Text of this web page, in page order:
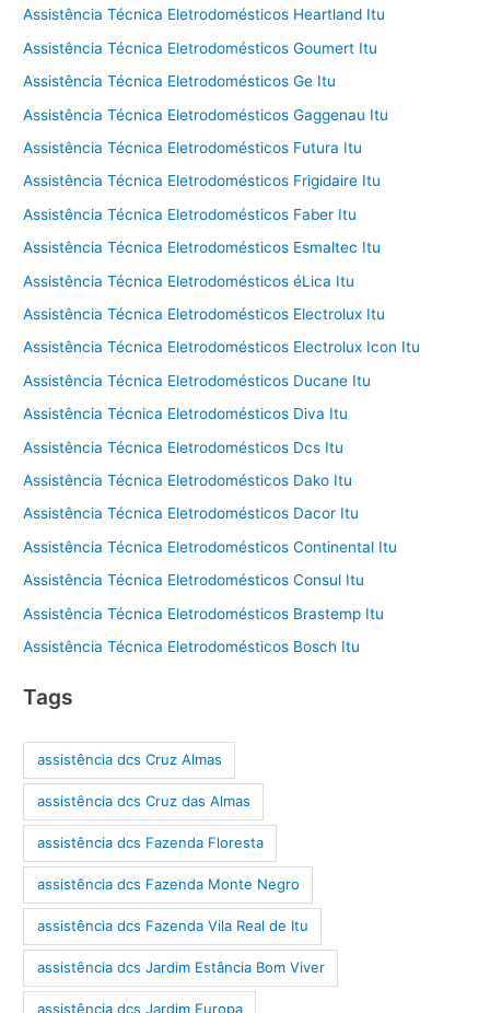
Assistência Técnica Eletrodomésticos Heartland Itu
Assistência Técnica Eletrodomésticos Goumert Itu
Assistência Técnica Eletrodomésticos Ge Itu
Assistência Técnica Eletrodomésticos Gaggenau Itu
Assistência Técnica Eletrodomésticos Futura Itu
Assistência Técnica Eletrodomésticos Frigidaire Itu
Assistência Técnica Eletrodomésticos Faber Itu
Assistência Técnica Eletrodomésticos Esmaltec Itu
Assistência Técnica Eletrodomésticos éLica Itu
Assistência Técnica Eletrodomésticos Electrolux Itu
Assistência Técnica Eletrodomésticos Electrolux Icon Itu
Assistência Técnica Eletrodomésticos Ducane Itu
Assistência Técnica Eletrodomésticos Diva Itu
Assistência Técnica Eletrodomésticos Dcs Itu
Assistência Técnica Eletrodomésticos Dako Itu
Assistência Técnica Eletrodomésticos Dacor Itu
Assistência Técnica Eletrodomésticos Continental Itu
Assistência Técnica Eletrodomésticos Consul Itu
Assistência Técnica Eletrodomésticos Brastemp Itu
Assistência Técnica Eletrodomésticos Bosch Itu
Tags
assistência dcs Cruz Almas
assistência dcs Cruz das Almas
assistência dcs Fazenda Floresta
assistência dcs Fazenda Monte Negro
assistência dcs Fazenda Vila Real de Itu
assistência dcs Jardim Estância Bom Viver
assistência dcs Jardim Europa